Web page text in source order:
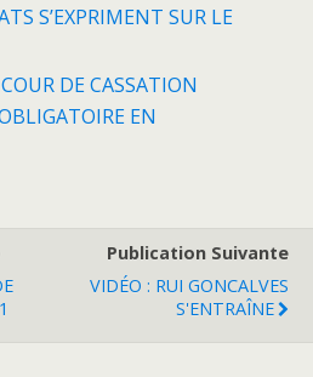
S’EXPRIMENT SUR LE
DE CASSATION
EN
Publication Suivante
VIDÉO : RUI GONCALVES
S'ENTRAÎNE